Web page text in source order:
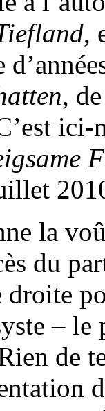
,
,
la
du
droite
–
de